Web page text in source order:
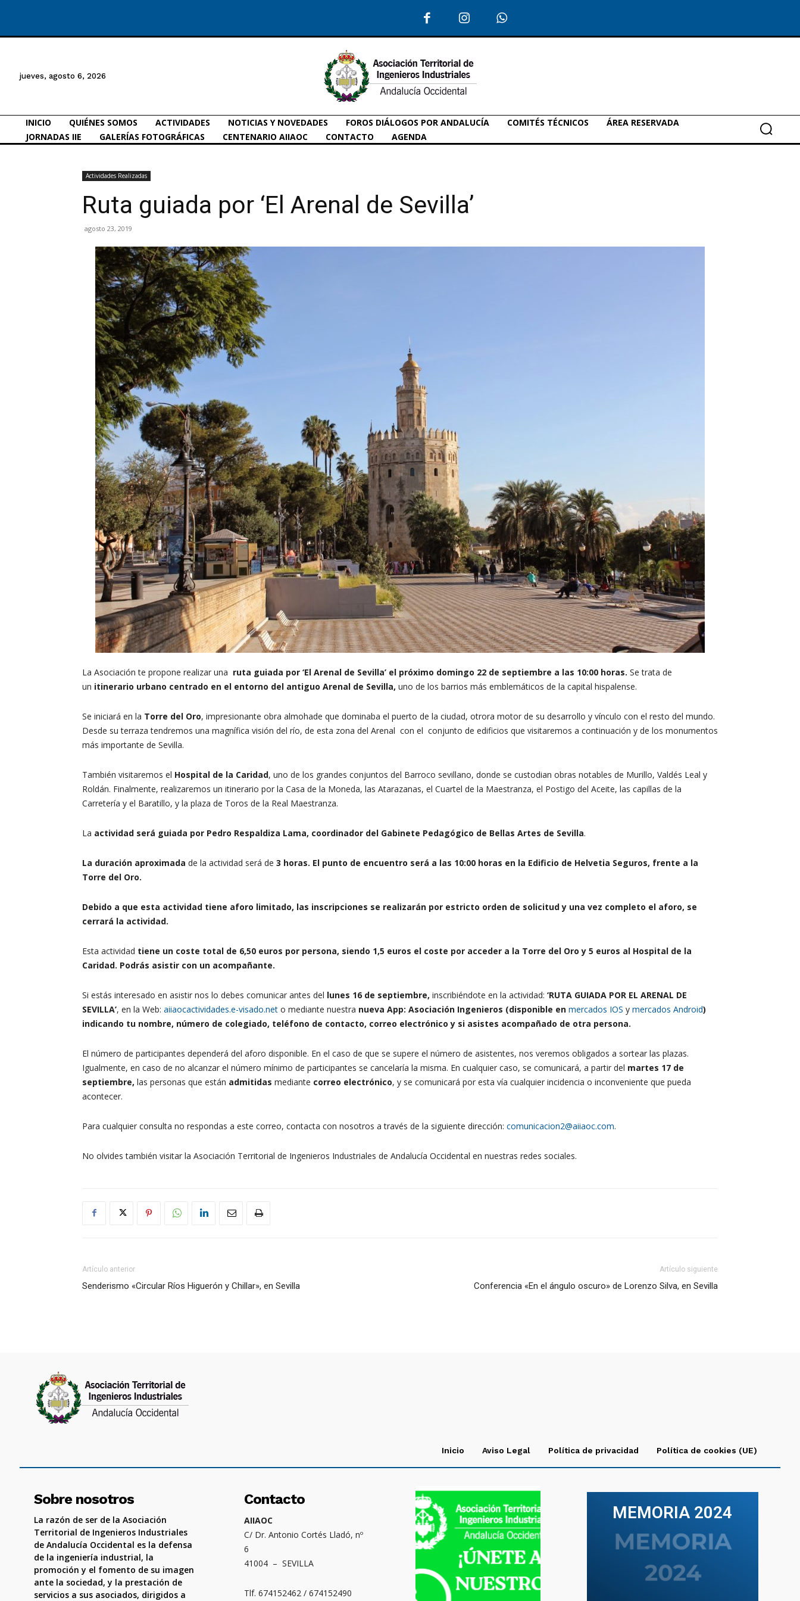
jueves, agosto 6, 2026
INICIO QUIÉNES SOMOS ACTIVIDADES NOTICIAS Y NOVEDADES FOROS DIÁLOGOS POR ANDALUCÍA COMITÉS TÉCNICOS
ÁREA RESERVADA
JORNADAS IIE
GALERÍAS FOTOGRÁFICAS CENTENARIO AIIAOC CONTACTO AGENDA
Actividades Realizadas
Ruta guiada por ‘El Arenal de Sevilla’
agosto 23, 2019
La Asociación te propone realizar una ruta guiada por ‘El Arenal de Sevilla’ el próximo domingo 22 de septiembre a las 10:00 horas. Se trata de
un itinerario urbano centrado en el entorno del antiguo Arenal de Sevilla, uno de los barrios más emblemáticos de la capital hispalense.
Se iniciará en la Torre del Oro, impresionante obra almohade que dominaba el puerto de la ciudad, otrora motor de su desarrollo y vínculo con el resto del mundo.
Desde su terraza tendremos una magnífica visión del río, de esta zona del Arenal con el conjunto de edificios que visitaremos a continuación y de los monumentos
más importante de Sevilla.
También visitaremos el Hospital de la Caridad, uno de los grandes conjuntos del Barroco sevillano, donde se custodian obras notables de Murillo, Valdés Leal y
Roldán. Finalmente, realizaremos un itinerario por la Casa de la Moneda, las Atarazanas, el Cuartel de la Maestranza, el Postigo del Aceite, las capillas de la
Carretería y el Baratillo, y la plaza de Toros de la Real Maestranza.
La actividad será guiada por Pedro Respaldiza Lama, coordinador del Gabinete Pedagógico de Bellas Artes de Sevilla.
La duración aproximada de la actividad será de 3 horas. El punto de encuentro será a las 10:00 horas en la Edificio de Helvetia Seguros, frente a la
Torre del Oro.
Debido a que esta actividad tiene aforo limitado, las inscripciones se realizarán por estricto orden de solicitud y una vez completo el aforo, se
cerrará la actividad.
Esta actividad tiene un coste total de 6,50 euros por persona, siendo 1,5 euros el coste por acceder a la Torre del Oro y 5 euros al Hospital de la
Caridad. Podrás asistir con un acompañante.
Si estás interesado en asistir nos lo debes comunicar antes del lunes 16 de septiembre, inscribiéndote en la actividad: ‘RUTA GUIADA POR EL ARENAL DE
SEVILLA’, en la Web: aiiaocactividades.e-visado.net o mediante nuestra nueva App: Asociación Ingenieros (disponible en mercados IOS y mercados Android)
indicando tu nombre, número de colegiado, teléfono de contacto, correo electrónico y si asistes acompañado de otra persona.
El número de participantes dependerá del aforo disponible. En el caso de que se supere el número de asistentes, nos veremos obligados a sortear las plazas.
Igualmente, en caso de no alcanzar el número mínimo de participantes se cancelaría la misma. En cualquier caso, se comunicará, a partir del martes 17 de
septiembre, las personas que están admitidas mediante correo electrónico, y se comunicará por esta vía cualquier incidencia o inconveniente que pueda
acontecer.
Para cualquier consulta no respondas a este correo, contacta con nosotros a través de la siguiente dirección: comunicacion2@aiiaoc.com.
No olvides también visitar la Asociación Territorial de Ingenieros Industriales de Andalucía Occidental en nuestras redes sociales.
Artículo anterior
Senderismo «Circular Ríos Higuerón y Chillar», en Sevilla
Artículo siguiente
Conferencia «En el ángulo oscuro» de Lorenzo Silva, en Sevilla
Inicio Aviso Legal Política de privacidad Política de cookies (UE)
Sobre nosotros
La razón de ser de la Asociación
Territorial de Ingenieros Industriales
de Andalucía Occidental es la defensa
de la ingeniería industrial, la
promoción y el fomento de su imagen
ante la sociedad, y la prestación de
servicios a sus asociados, dirigidos a
Contacto
AIIAOC
C/ Dr. Antonio Cortés Lladó, nº
6
41004 – SEVILLA
Tlf. 674152462 / 674152490
MEMORIA 2024